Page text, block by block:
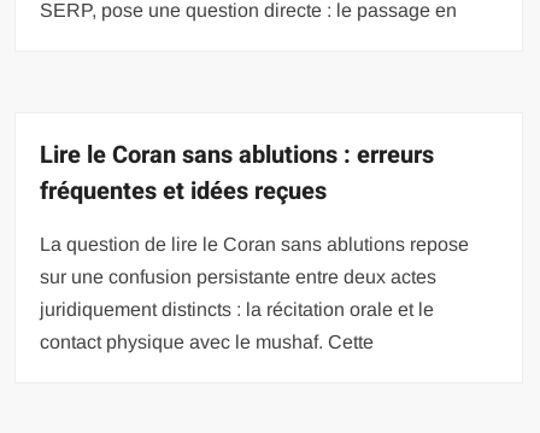
SERP, pose une question directe : le passage en
Lire le Coran sans ablutions : erreurs
fréquentes et idées reçues
La question de lire le Coran sans ablutions repose
sur une confusion persistante entre deux actes
juridiquement distincts : la récitation orale et le
contact physique avec le mushaf. Cette